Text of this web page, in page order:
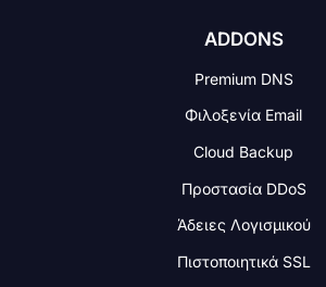
ADDONS
Premium DNS
Φιλοξενία Email
Cloud Backup
Προστασία DDoS
Άδειες Λογισμικού
Πιστοποιητικά SSL